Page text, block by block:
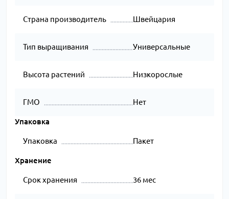
Страна производитель Швейцария
Тип выращивания Универсальные
Высота растений Низкорослые
ГМО Нет
Упаковка
Упаковка Пакет
Хранение
Срок хранения 36 мес